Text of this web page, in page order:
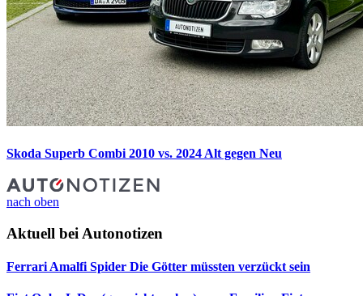
Skoda Superb Combi 2010 vs. 2024 Alt gegen Neu
nach oben
Aktuell bei Autonotizen
Ferrari Amalfi Spider Die Götter müssten verzückt sein